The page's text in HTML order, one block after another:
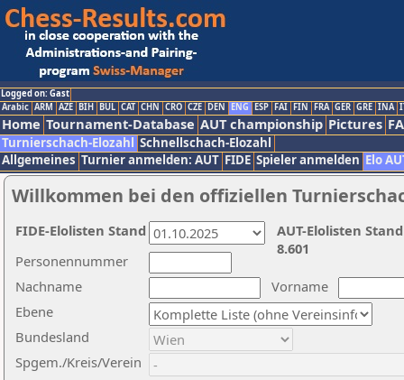
Logged on: Gast
Arabic ARM AZE BIH BUL CAT CHN CRO CZE DEN ENG ESP FAI FIN FRA GER GRE INA
Home Tournament-Database AUT championship Pictures
Turnierschach-Elozahl Schnellschach-Elozahl
Allgemeines Turnier anmelden: AUT FIDE Spieler anmelden Elo
Willkommen bei den offiziellen
Nachname
Vorname
Ebene
Personennummer
Bundesland
Spgem./Kreis/Verein
AUT-Elolisten
8.601
FIDE-Elolisten Stand